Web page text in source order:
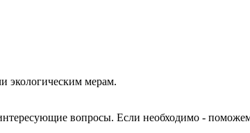
экологическим мерам.
вопросы. Если необходимо - поможем